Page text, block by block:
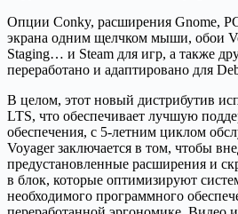
Опции Conky, расширения Gnome,
экрана одним щелчком мыши, обои
Staging… и Steam для игр, а также
переработано и адаптировано для
В целом, этот новый дистрибутив
LTS, что обеспечивает лучшую
обеспечения, с 5-летним циклом
Voyager заключается в том, чтобы
предустановленные расширения и
в блок, которые оптимизируют
необходимого программного